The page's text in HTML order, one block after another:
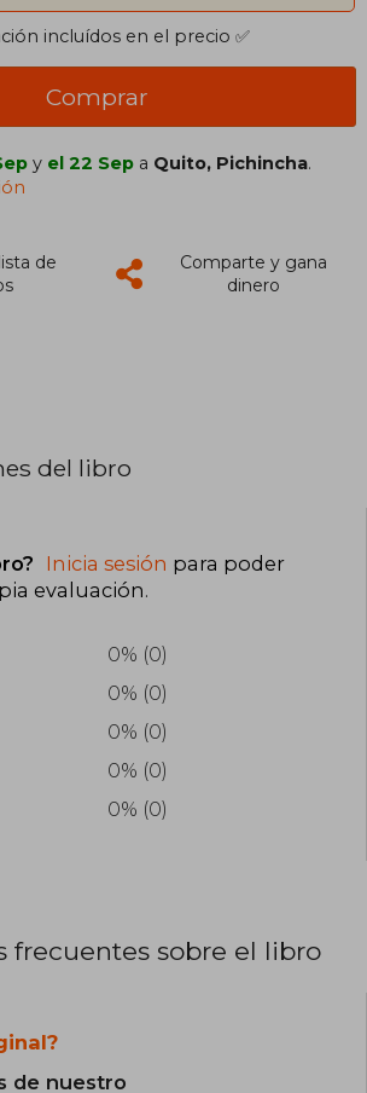
incluídos en el precio ✅
Comprar
y el 22 Sep a Quito, Pichincha.
de
Comparte y gana
dinero
del libro
Inicia sesión para poder
evaluación.
0% (0)
0% (0)
0% (0)
0% (0)
0% (0)
frecuentes sobre el libro
de nuestro